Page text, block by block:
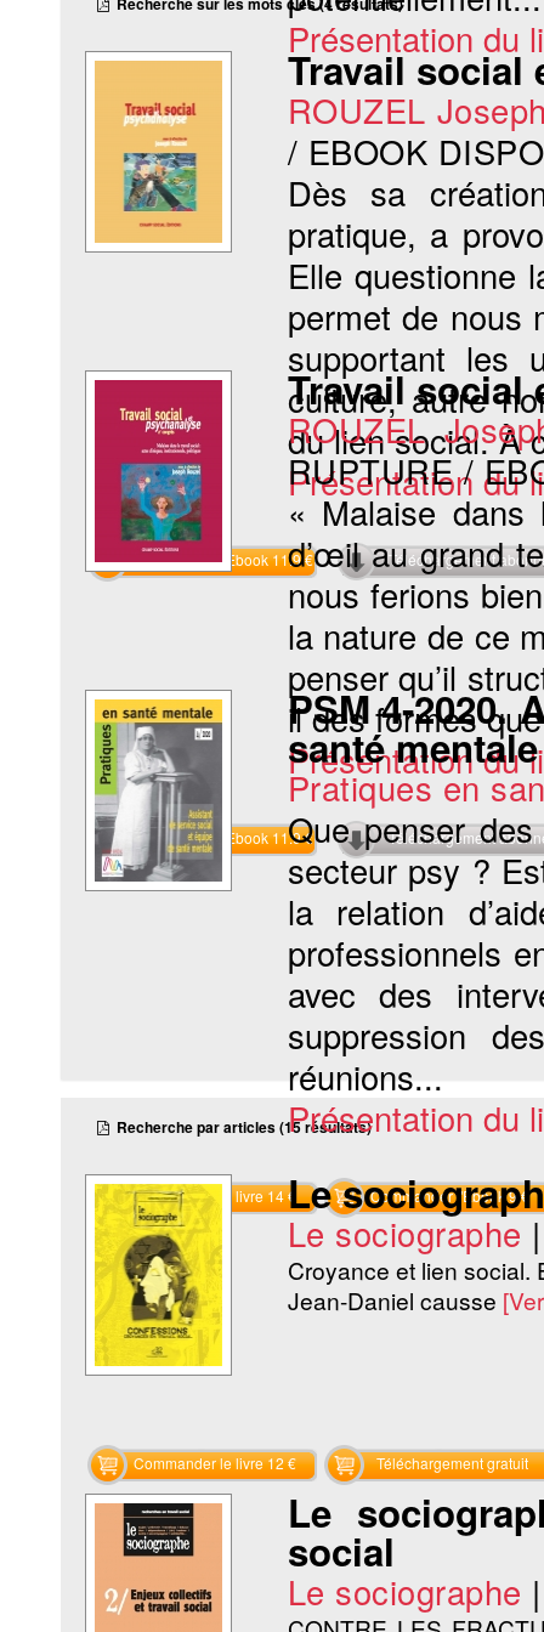
Présentation du
Travail social
ROUZEL
/ EBOOK
Dès sa
pratique, a
Elle questionne
permet de nous
supportant les
culture, autre
du lien social. À
Présentation du
Commander l'Ebook 11.9 € Téléchargement
Travail social
ROUZEL
RUPTURE /
« Malaise
d’œil au grand
nous ferions
la nature de ce
penser qu’il
il des formes
Présentation du
Commander l'Ebook 11.9 € Téléchargement
PSM 4-2020.
santé mentale
Pratiques en
Que penser
secteur psy ?
la relation
professionnels
avec des
suppression
réunions...
Présentation du
Commander le livre 14 € Commander l'Ebook 9 €
Recherche par articles (15 résultats)
Le
Le sociographe
Croyance et lien social.
Jean-Daniel causse
Commander le livre 12 € Téléchargement gratuit
Le
social
Le sociographe